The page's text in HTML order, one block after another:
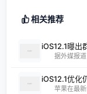
相关推荐
iOS12.1曝
据外媒报道
iOS12.1优化
苹果在最新